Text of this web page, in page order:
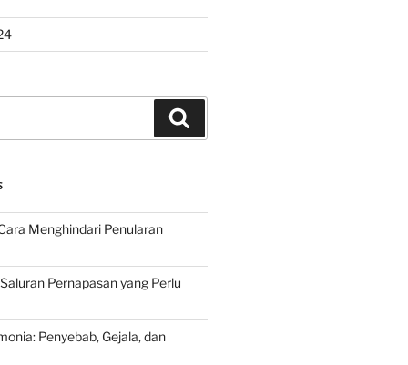
Menghindari Penularan
Pernapasan yang Perlu
Penyebab, Gejala, dan